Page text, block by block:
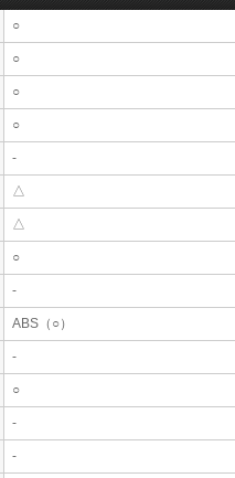
○
○
○
○
-
△
△
○
-
ABS（○）
-
○
-
-